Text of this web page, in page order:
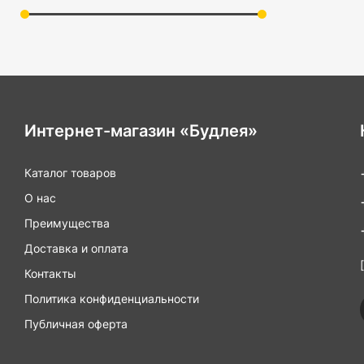
Медицинские
Общественные
торговые
демонстрируют
Выбирая
комфорт
Интернет-магазин «Будлея»
Каталог товаров
О нас
Преимущества
Доставка и оплата
Контакты
Политика конфиденциальности
Публичная оферта